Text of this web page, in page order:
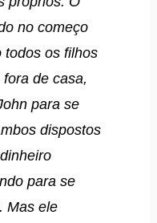
no começo
todos os filhos
de casa,
para se
dispostos
para se
Mas ele